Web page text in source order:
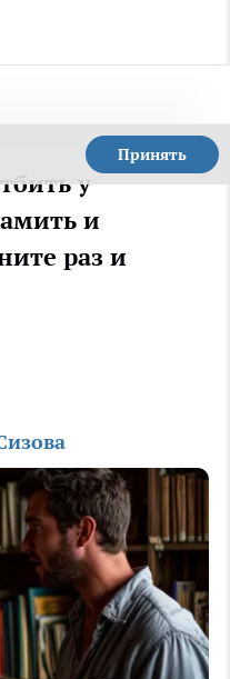
Принять
у
и
раз и